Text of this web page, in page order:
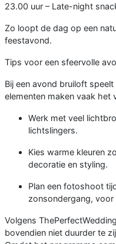
23.00 uur – Late-night
Zo loopt de dag op een
feestavond.
Tips voor een sfeervolle
Bij een avond bruiloft
elementen maken vaak het
Werk met veel
lichtslingers.
Kies warme kleuren
decoratie en styling.
Plan een fotoshoot
zonsondergang, voor
Volgens
bovendien niet duurder te